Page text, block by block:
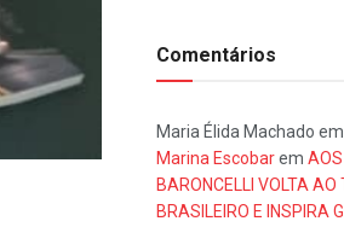
Comentários
Maria Élida Machado em
Marina Escobarem
BARONCELLI VOLTA AO
BRASILEIRO E INSPIRA